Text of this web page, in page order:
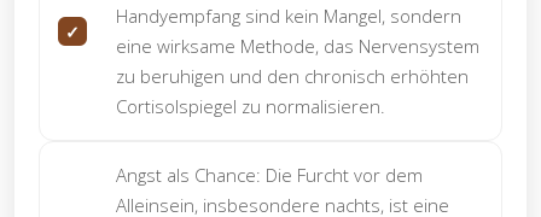
Handyempfang sind kein Mangel, sondern
eine wirksame Methode, das Nervensystem
zu beruhigen und den chronisch erhöhten
Cortisolspiegel zu normalisieren.
Angst als Chance: Die Furcht vor dem
Alleinsein, insbesondere nachts, ist eine